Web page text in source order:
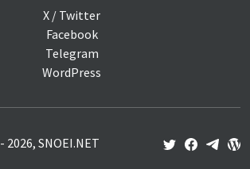
X / Twitter
Facebook
Telegram
WordPress
SNOEI.NET